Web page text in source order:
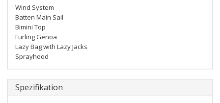
Wind System
Batten Main Sail
Bimini Top
Furling Genoa
Lazy Bag with Lazy Jacks
Sprayhood
Spezifikation